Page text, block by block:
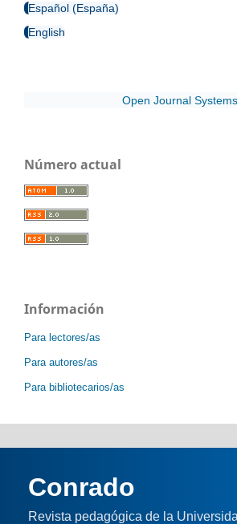
Español (España)
English
Open Journal Systems
Número actual
Información
Para lectores/as
Para autores/as
Para bibliotecarios/as
Conrado
Revista pedagógica de la